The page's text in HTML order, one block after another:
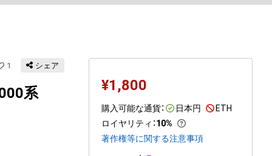
1 シェア
系
¥1,800
購入可能な通貨： 日本円
ETH
ロイヤリティ ：10%
著作権等に関する注意事項